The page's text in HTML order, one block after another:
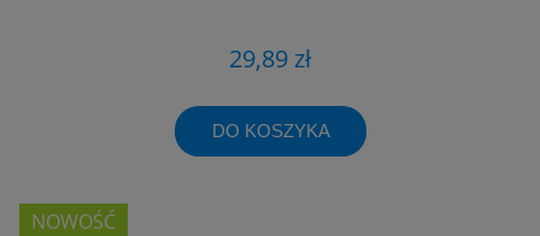
29,89 zł
DO KOSZYKA
NOWOŚĆ